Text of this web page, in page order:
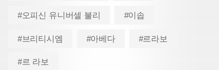
#오피신 유니버셀 불리 #이솝
#브리티시엠 #아베다 #르라보
#르 라보